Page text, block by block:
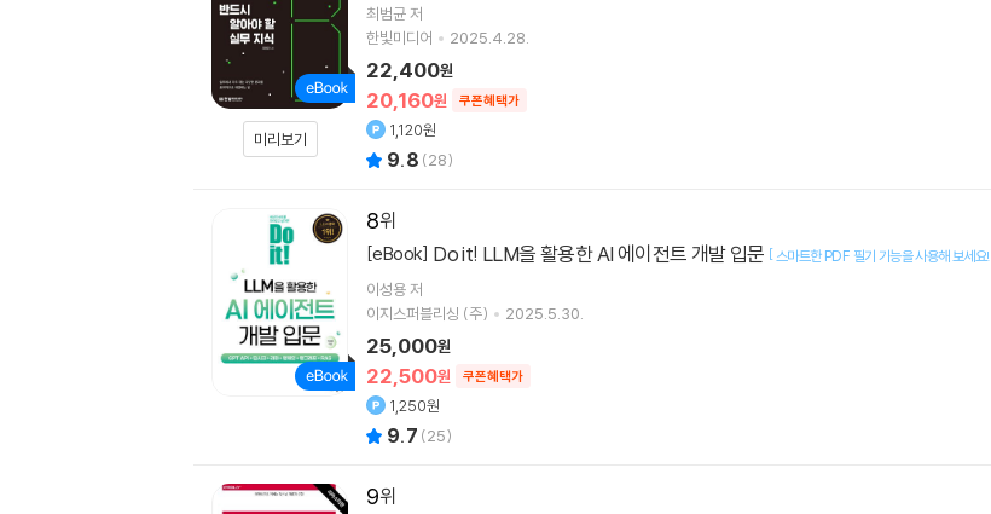
미리보기
최범균저
한빛미디어
2025.4.28.
20,160원 쿠폰혜택가
22,400원
1,120원
9.8 (28)
8
[eBook] Do it! LLM을 활용한 AI 에이전트 개발 입문 [스마트한 PDF 필기 기능을 사용해 보세요!
이성용저
이지스퍼블리싱 (주)
2025.5.30.
22,500원 쿠폰혜택가
25,000원
1,250원
9.7 (25)
9